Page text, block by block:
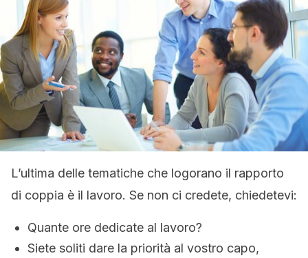
L’ultima delle tematiche che logorano il rapporto
di coppia è il lavoro. Se non ci credete, chiedetevi:
Quante ore dedicate al lavoro?
Siete soliti dare la priorità al vostro capo,